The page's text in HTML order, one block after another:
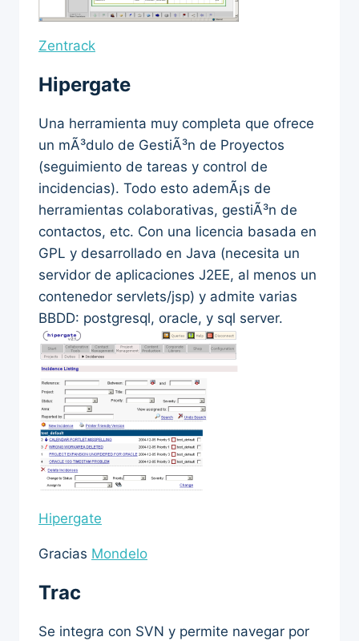
Zentrack
Hipergate
Una herramienta muy completa que ofrece
un mÃ³dulo de GestiÃ³n de Proyectos
(seguimiento de tareas y control de
incidencias). Todo esto ademÃ¡s de
herramientas colaborativas, gestiÃ³n de
contactos, etc. Con una licencia basada en
GPL y desarrollado en Java (necesita un
servidor de aplicaciones J2EE, al menos un
contenedor servlets/jsp) y admite varias
BBDD: postgresql, oracle, y sql server.
Hipergate
Gracias Mondelo
Trac
Se integra con SVN y permite navegar por